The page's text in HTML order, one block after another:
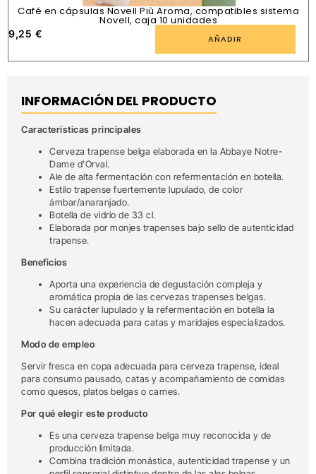
Café en cápsulas Novell Più Aroma, compatibles sistema
Novell, caja 10 unidades
9,25 € AÑADIR
INFORMACIÓN DEL PRODUCTO
Características principales
Cerveza trapense belga elaborada en la Abbaye Notre-
Dame d’Orval.
Ale de alta fermentación con refermentación en botella.
Estilo trapense fuertemente lupulado, de color
ámbar/anaranjado.
Botella de vidrio de 33 cl.
Elaborada por monjes trapenses bajo sello de autenticidad
trapense.
Beneficios
Aporta una experiencia de degustación compleja y
aromática propia de las cervezas trapenses belgas.
Su carácter lupulado y la refermentación en botella la
hacen adecuada para catas y maridajes especializados.
Modo de empleo
Servir fresca en copa adecuada para cerveza trapense, ideal
para consumo pausado, catas y acompañamiento de comidas
como quesos, platos belgas o carnes.
Por qué elegir este producto
Es una cerveza trapense belga muy reconocida y de
producción limitada.
Combina tradición monástica, autenticidad trapense y un